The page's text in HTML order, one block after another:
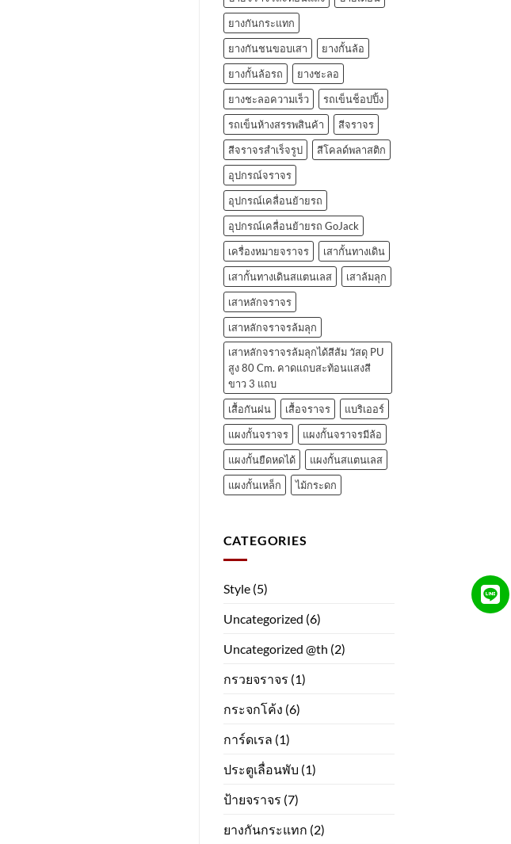
ยางกันกระแทก
ยางกันชนขอบเสา
ยางกั้นล้อ
ยางกั้นล้อรถ
ยางชะลอ
ยางชะลอความเร็ว
รถเข็นช็อปปิ้ง
รถเข็นห้างสรรพสินค้า
สีจราจร
สีจราจรสำเร็จรูป
สีโคลด์พลาสติก
อุปกรณ์จราจร
อุปกรณ์เคลื่อนย้ายรถ
อุปกรณ์เคลื่อนย้ายรถ GoJack
เครื่องหมายจราจร
เสากั้นทางเดิน
เสากั้นทางเดินสแตนเลส
เสาล้มลุก
เสาหลักจราจร
เสาหลักจราจรล้มลุก
เสาหลักจราจรล้มลุกได้สีส้ม วัสดุ PU
สูง 80 Cm. คาดแถบสะท้อนแสงสี
ขาว 3 แถบ
เสื้อกันฝน
เสื้อจราจร
แบริเออร์
แผงกั้นจราจร
แผงกั้นจราจรมีล้อ
แผงกั้นยืดหดได้
แผงกั้นสแตนเลส
แผงกั้นเหล็ก
ไม้กระดก
CATEGORIES
Style(5)
Uncategorized (6)
Uncategorized @th (2)
กรวยจราจร (1)
กระจกโค้ง (6)
การ์ดเรล (1)
ประตูเลื่อนพับ (1)
ป้ายจราจร (7)
ยางกันกระแทก (2)